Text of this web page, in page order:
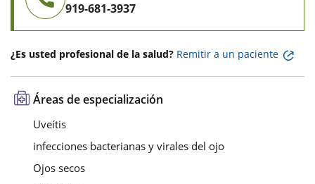
919-681-3937
¿Es usted profesional de la salud? Remitir a un paciente
Áreas de especialización
Uveítis
infecciones bacterianas y virales del ojo
Ojos secos